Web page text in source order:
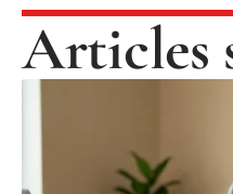
Articles